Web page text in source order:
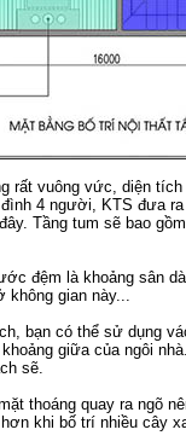
rất vuông vức, diện
4 người, KTS đưa
Tầng tum sẽ bao
đệm là khoảng sân
không gian này...
bạn có thể sử dụng
giữa của ngôi
sẽ.
thoáng quay ra ngõ
khi bố trí nhiều cây